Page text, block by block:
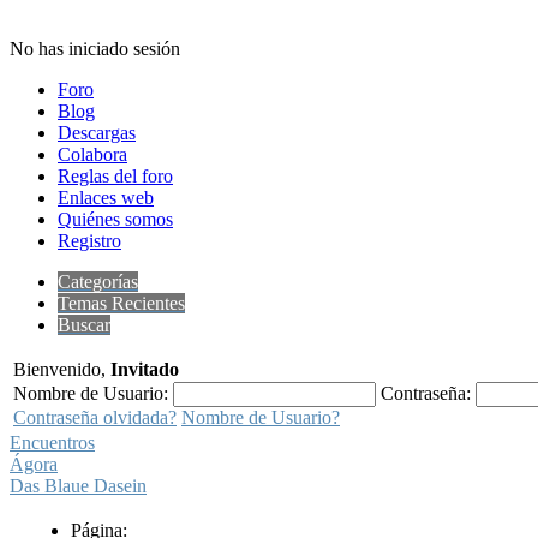
No has iniciado sesión
Foro
Blog
Descargas
Colabora
Reglas del foro
Enlaces web
Quiénes somos
Registro
Categorías
Temas Recientes
Buscar
Bienvenido, Invitado
Nombre de Usuario:
Contraseña:
Contraseña olvidada? Nombre de Usuario?
Encuentros
Ágora
Das Blaue Dasein
Página: